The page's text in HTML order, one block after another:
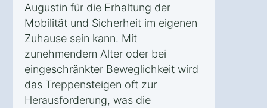
Augustin für die Erhaltung der
Mobilität und Sicherheit im eigenen
Zuhause sein kann. Mit
zunehmendem Alter oder bei
eingeschränkter Beweglichkeit wird
das Treppensteigen oft zur
Herausforderung, was die